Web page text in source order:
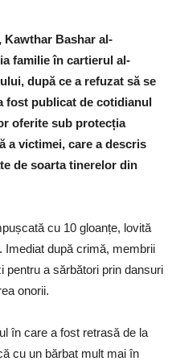
Kawthar Bashar al-
familie în cartierul al-
după ce a refuzat să se
fost publicat de cotidianul
oferite sub protecția
a victimei, care a descris
de soarta tinerelor din
cu 10 gloanțe, lovită
Imediat după crimă, membrii
pentru a sărbători prin dansuri
onorii.
în care a fost retrasă de la
cu un bărbat mult mai în